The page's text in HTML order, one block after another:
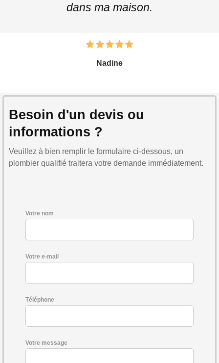
dans ma maison.
Nadine
Besoin d'un devis ou
informations ?
Veuillez à bien remplir le formulaire ci-dessous, un
plombier qualifié traitera votre demande immédiatement.
Votre nom
Votre e-mail
Téléphone
Votre message